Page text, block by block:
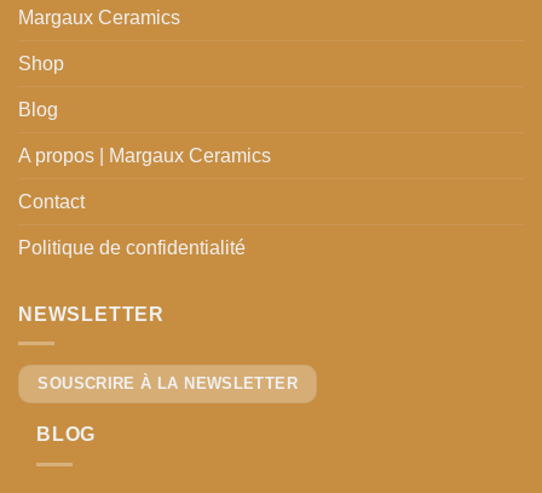
Margaux Ceramics
Shop
Blog
A propos | Margaux Ceramics
Contact
Politique de confidentialité
NEWSLETTER
SOUSCRIRE À LA NEWSLETTER
BLOG